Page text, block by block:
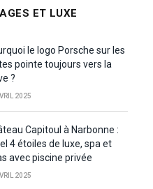
ET LUXE
le logo Porsche sur les
pointe toujours vers la
?
2025
Capitoul à Narbonne :
4 étoiles de luxe, spa et
avec piscine privée
2025